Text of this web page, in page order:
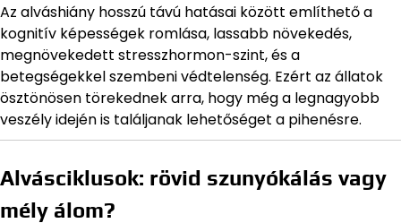
Az alváshiány hosszú távú hatásai között említhető a
kognitív képességek romlása, lassabb növekedés,
megnövekedett stresszhormon-szint, és a
betegségekkel szembeni védtelenség. Ezért az állatok
ösztönösen törekednek arra, hogy még a legnagyobb
veszély idején is találjanak lehetőséget a pihenésre.
Alvásciklusok: rövid szunyókálás vagy
mély álom?